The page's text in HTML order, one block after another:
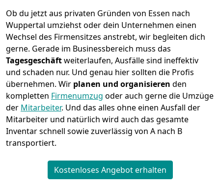
Ob du jetzt aus privaten Gründen von Essen nach
Wuppertal umziehst oder dein Unternehmen einen
Wechsel des Firmensitzes anstrebt, wir begleiten dich
gerne. Gerade im Businessbereich muss das
Tagesgeschäftweiterlaufen, Ausfälle sind ineffektiv
und schaden nur. Und genau hier sollten die Profis
übernehmen. Wir planen und organisieren den
kompletten Firmenumzug oder auch gerne die Umzüge
der Mitarbeiter. Und das alles ohne einen Ausfall der
Mitarbeiter und natürlich wird auch das gesamte
Inventar schnell sowie zuverlässig von A nach B
transportiert.
Kostenloses Angebot erhalten